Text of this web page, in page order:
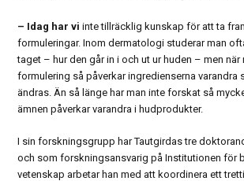
– Idag har vi inte tillräcklig kunskap för att ta
formuleringar. Inom dermatologi studerar man
taget – hur den går in i och ut ur huden – men när
formulering så påverkar ingredienserna varandra
ändras. Än så länge har man inte forskat så
ämnen påverkar varandra i hudprodukter.
I sin forskningsgrupp har Tautgirdas tre
och som forskningsansvarig på Institutionen för
vetenskap arbetar han med att koordinera ett